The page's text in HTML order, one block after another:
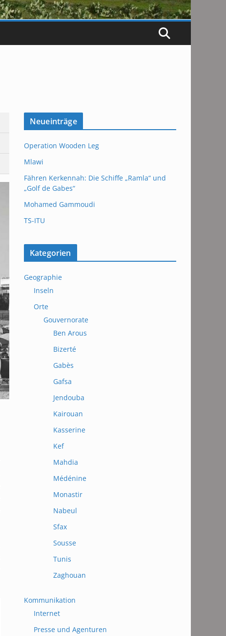
Neueinträge
Operation Wooden Leg
Mlawi
Fähren Kerkennah: Die Schiffe „Ramla“ und
„Golf de Gabes“
Mohamed Gammoudi
TS-ITU
Kategorien
Geographie
Inseln
Orte
Gouvernorate
Ben Arous
Bizerté
Gabès
Gafsa
Jendouba
Kairouan
Kasserine
Kef
Mahdia
Médénine
Monastir
Nabeul
Sfax
Sousse
Tunis
Zaghouan
Kommunikation
Internet
Presse und Agenturen